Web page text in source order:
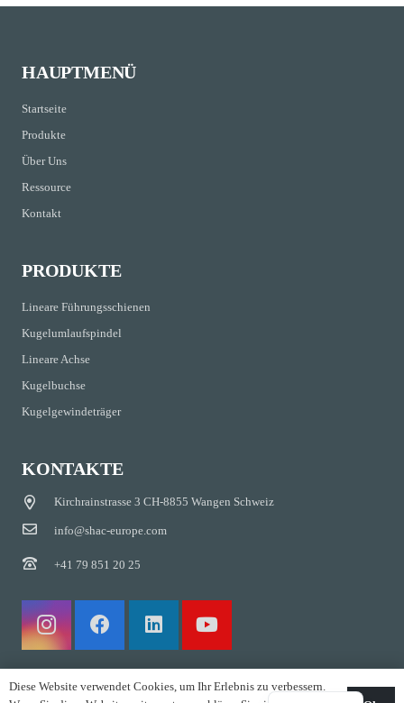
HAUPTMENÜ
Startseite
Produkte
Über Uns
Ressource
Kontakt
PRODUKTE
Lineare Führungsschienen
Kugelumlaufspindel
Lineare Achse
Kugelbuchse
Kugelgewindeträger
KONTAKTE
Kirchrainstrasse 3 CH-8855 Wangen Schweiz
info@shac-europe.com
+41 79 851 20 25
Diese Website verwendet Cookies, um Ihr Erlebnis zu verbessern.